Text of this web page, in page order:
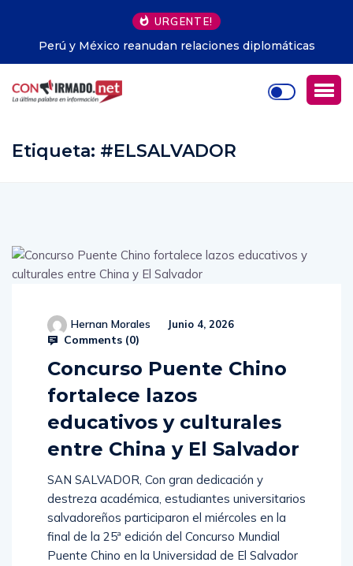
URGENTE!
Perú y México reanudan relaciones diplomáticas
Etiqueta: #ELSALVADOR
Hernan Morales Junio 4, 2026
Comments (0)
Concurso Puente Chino
fortalece lazos
educativos y culturales
entre China y El Salvador
SAN SALVADOR, Con gran dedicación y
destreza académica, estudiantes universitarios
salvadoreños participaron el miércoles en la
final de la 25ª edición del Concurso Mundial
Puente Chino en la Universidad de El Salvador